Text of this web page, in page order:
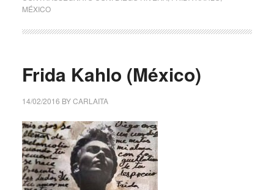
MÉXICO
Frida Kahlo (México)
14/02/2016 BYCARLAITA